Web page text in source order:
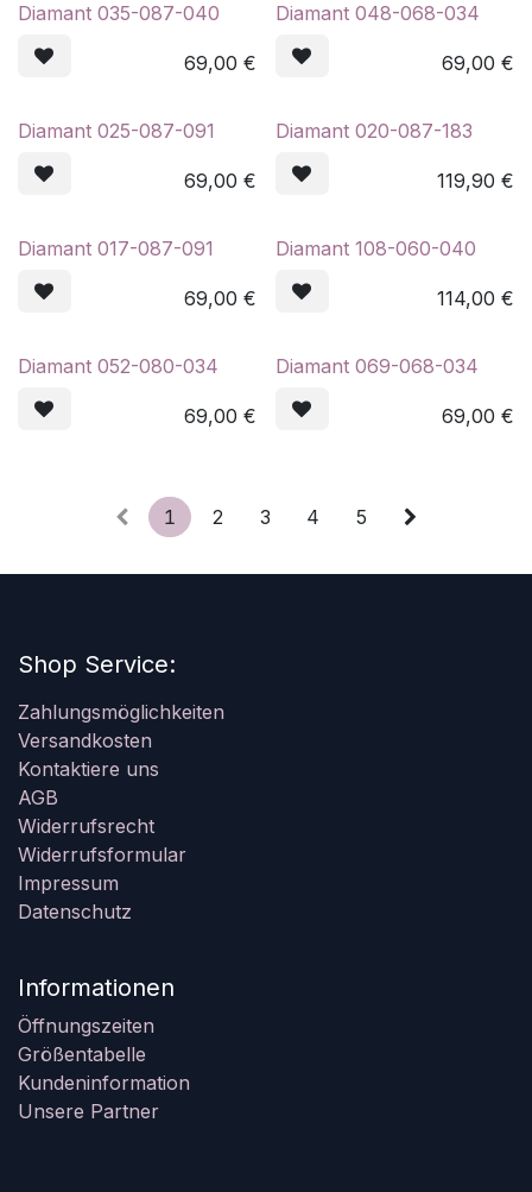
Diamant 035-087-040
69,00 €
Diamant 048-068-034
69,00 €
Diamant 025-087-091
69,00 €
Diamant 020-087-183
119,90 €
Diamant 017-087-091
69,00 €
Diamant 108-060-040
114,00 €
Diamant 052-080-034
69,00 €
Diamant 069-068-034
69,00 €
1 2 3 4 5
Shop Service:
Zahlungsmöglichkeiten
Versandkosten
Kontaktiere uns
AGB
Widerrufsrecht
Widerrufsformular
Impressum
Datenschutz
Informationen
Öffnungszeiten
Größentabelle
Kundeninformation
Unsere Partner